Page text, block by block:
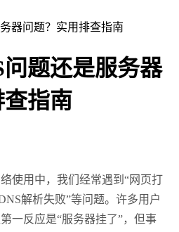
器问题？实用排查指南
题还是服务器
指南
用中，我们经常遇到“网页打
解析失败”等问题。许多用户
一反应是“服务器挂了”，但事